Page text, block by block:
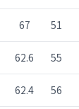
67 51
62.6 55
62.4 56